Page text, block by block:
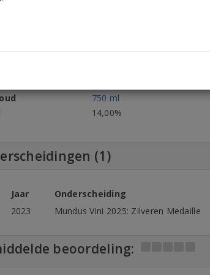
Abbotts & Delaunay
750 ml
14,00%
(1)
Jaar
Onderscheiding
2023
Mundus Vini 2025: Zilveren Medaille
beoordeling: